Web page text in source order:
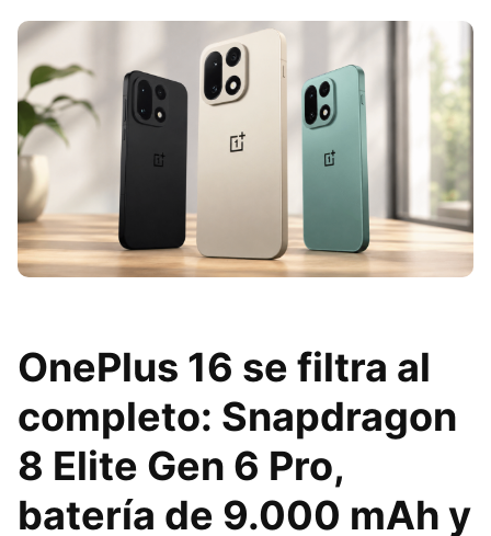
OnePlus 16 se filtra al
completo: Snapdragon
8 Elite Gen 6 Pro,
batería de 9.000 mAh y